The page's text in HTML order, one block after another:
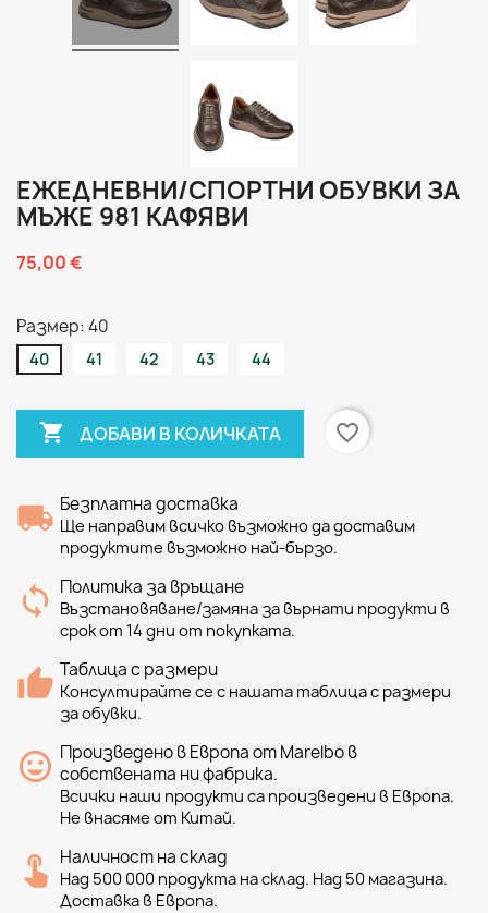
ЕЖЕДНЕВНИ/СПОРТНИ ОБУВКИ ЗА
МЪЖЕ 981 КАФЯВИ
75,00 €
Размер: 40
40 41 42 43 44
 ДОБАВИ В КОЛИЧКАТА favorite_border
Безплатна доставка
Ще направим всичко възможно да доставим
продуктите възможно най-бързо.
Политика за връщане
Възстановяване/замяна за върнати продукти в
срок от 14 дни от покупката.
Таблица с размери
Консултирайте се с нашата таблица с размери
за обувки.
Произведено в Европа от Marelbo в
собствената ни фабрика.
Всички наши продукти са произведени в Европа.
Не внасяме от Китай.
Наличност на склад
Над 500 000 продукта на склад. Над 50 магазина.
Доставка в Европа.